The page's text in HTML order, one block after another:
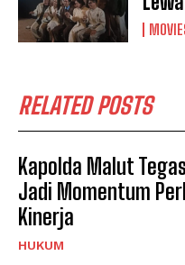
RELATED POSTS
Kapolda Malut
Jadi Momentum
Kinerja
HUKUM